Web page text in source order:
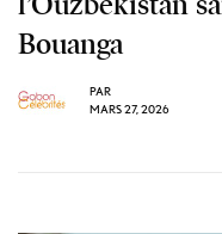
Bouanga
PAR
MARS 27, 2026